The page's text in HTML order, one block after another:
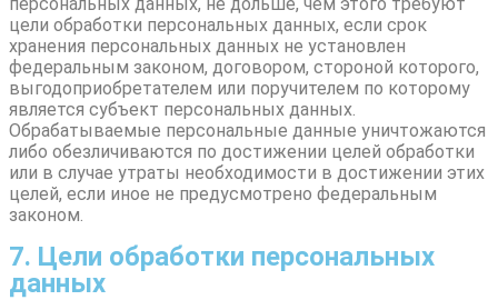
цели обработки персональных данных, если срок
хранения персональных данных не установлен
федеральным законом, договором, стороной которого,
выгодоприобретателем или поручителем по которому
является субъект персональных данных.
Обрабатываемые персональные данные уничтожаются
либо обезличиваются по достижении целей обработки
или в случае утраты необходимости в достижении этих
целей, если иное не предусмотрено федеральным
законом.
7. Цели обработки персональных
данных